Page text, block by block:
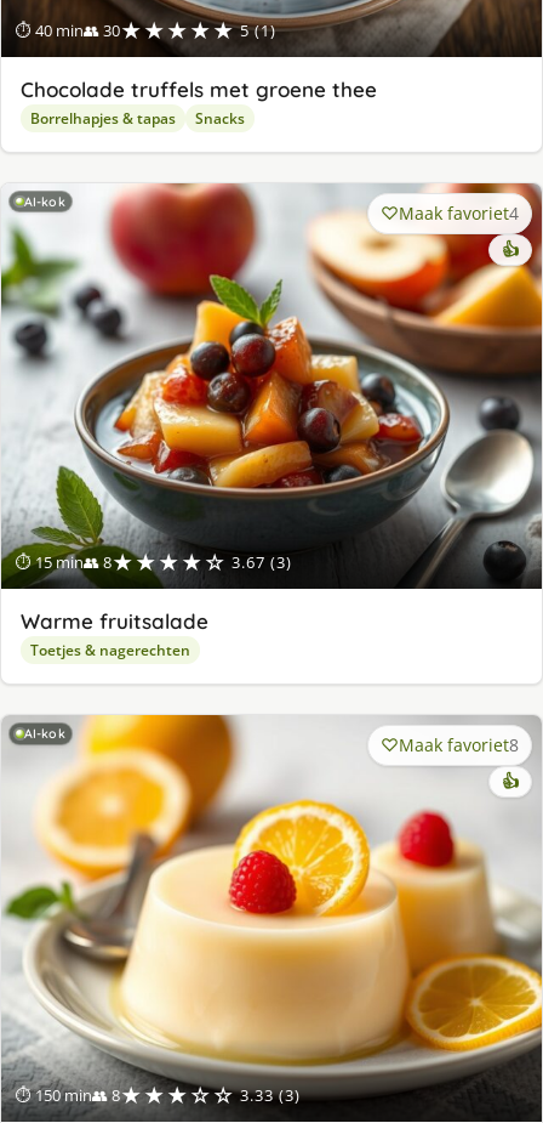
⏱ 40 min👥 30★★★★★ 5 (1)
Chocolade truffels met groene thee
Borrelhapjes & tapas Snacks
AI-kok
⏱ 15 min👥 8★★★★☆ 3.67 (3)
Maak favoriet4
👍
Warme fruitsalade
Toetjes & nagerechten
AI-kok
⏱ 150 min👥 8★★★☆☆ 3.33 (3)
Maak favoriet8
👍